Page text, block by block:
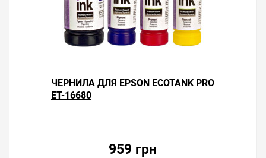
ЧЕРНИЛА ДЛЯ EPSON ECOTANK PRO
ET-16680
959 грн